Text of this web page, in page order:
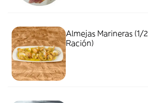
Almejas Marineras (1/2
Ración)